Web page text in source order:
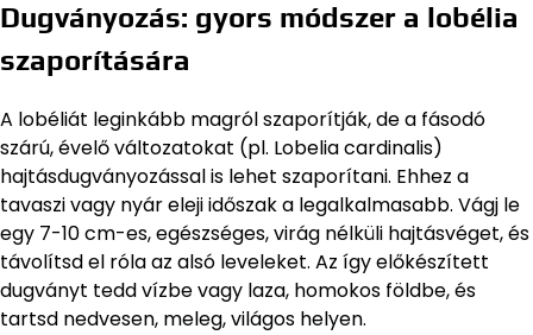
Dugványozás: gyors módszer a lobélia
szaporítására
A lobéliát leginkább magról szaporítják, de a fásodó
szárú, évelő változatokat (pl. Lobelia cardinalis)
hajtásdugványozással is lehet szaporítani. Ehhez a
tavaszi vagy nyár eleji időszak a legalkalmasabb. Vágj le
egy 7-10 cm-es, egészséges, virág nélküli hajtásvéget, és
távolítsd el róla az alsó leveleket. Az így előkészített
dugványt tedd vízbe vagy laza, homokos földbe, és
tartsd nedvesen, meleg, világos helyen.